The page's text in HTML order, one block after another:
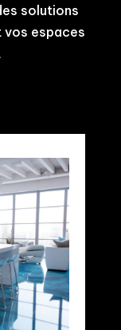
solutions
vos espaces